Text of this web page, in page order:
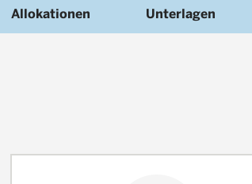
Allokationen Unterlagen